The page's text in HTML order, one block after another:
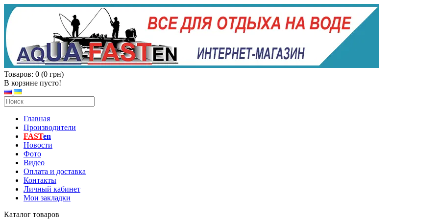
Товаров: 0 (0 грн)
В корзине пусто!
Главная
Производители
FASTen
Новости
Фото
Видео
Оплата и доставка
Контакты
Личный кабинет
Мои закладки
Каталог товаров